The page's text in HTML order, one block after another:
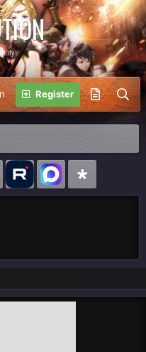
Register